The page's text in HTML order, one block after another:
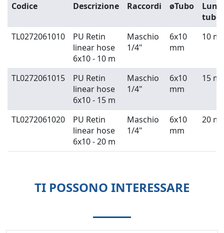
Codice Descrizione Raccordi øTubo
tubo
TL0272061010
PU Retin
linear hose
6x10 - 10 m
Maschio
1/4"
6x10
mm
10 m
TL0272061015
PU Retin
linear hose
6x10 - 15 m
Maschio
1/4"
6x10
mm
15 m
TL0272061020
PU Retin
linear hose
6x10 - 20 m
Maschio
1/4"
6x10
mm
20 m
TI POSSONO INTERESSARE